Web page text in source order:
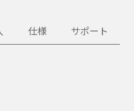
仕様 サポート